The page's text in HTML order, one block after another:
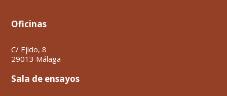
Oficinas
C/ Ejido, 8
29013 Málaga
Sala de ensayos